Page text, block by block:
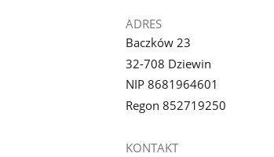
ADRES
Baczków 23
32-708 Dziewin
NIP 8681964601
Regon 852719250
KONTAKT